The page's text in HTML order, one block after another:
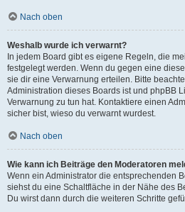
Nach oben
Weshalb wurde ich verwarnt?
In jedem Board gibt es eigene Regeln, die
festgelegt werden. Wenn du gegen eine
sie dir eine Verwarnung erteilen. Bitte
Administration dieses Boards ist und phpBB
Verwarnung zu tun hat. Kontaktiere einen
sicher bist, wieso du verwarnt wurdest.
Nach oben
Wie kann ich Beiträge den Moderatoren
Wenn ein Administrator die entsprechenden
siehst du eine Schaltfläche in der Nähe des
Du wirst dann durch die weiteren Schritte